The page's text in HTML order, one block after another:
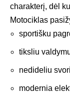
charakterį, dėl
Motociklas
sportišku
tiksliu
nedideliu
modernia